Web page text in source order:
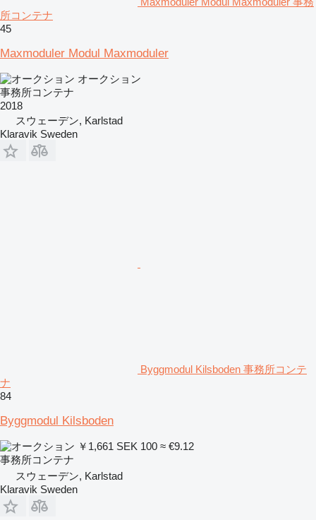
所コンテナ
45
Maxmoduler Modul Maxmoduler
オークション
事務所コンテナ
2018
スウェーデン, Karlstad
Klaravik Sweden
Byggmodul Kilsboden 事務所コンテ
ナ
84
Byggmodul Kilsboden
￥1,661 SEK 100 ≈ €9.12
事務所コンテナ
スウェーデン, Karlstad
Klaravik Sweden